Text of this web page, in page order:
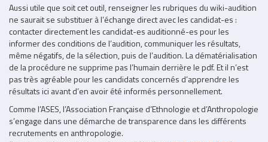
Aussi utile que soit cet outil, renseigner les rubriques du wiki-audition
ne saurait se substituer à l’échange direct avec les candidat-es :
contacter directement les candidat-es auditionné-es pour les
informer des conditions de l’audition, communiquer les résultats,
même négatifs, de la sélection, puis de l’audition. La dématérialisation
de la procédure ne supprime pas l’humain derrière le pdf. Et il n’est
pas très agréable pour les candidats concernés d’apprendre les
résultats ici avant d’en avoir été informés personnellement.
Comme l’ASES, l’Association Française d’Ethnologie et d’Anthropologie
s’engage dans une démarche de transparence dans les différents
recrutements en anthropologie.